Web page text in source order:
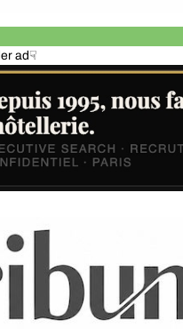
ad☟